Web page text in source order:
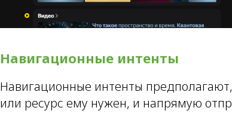
Навигационные интенты
Навигационные интенты
или ресурс ему нужен, и напрямую